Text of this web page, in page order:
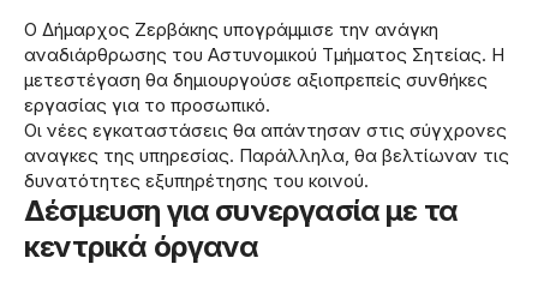
Ο Δήμαρχος Ζερβάκης υπογράμμισε την ανάγκη
αναδιάρθρωσης του Αστυνομικού Τμήματος Σητείας. Η
μετεστέγαση θα δημιουργούσε αξιοπρεπείς συνθήκες
εργασίας για το προσωπικό.
Οι νέες εγκαταστάσεις θα απάντησαν στις σύγχρονες
αναγκες της υπηρεσίας. Παράλληλα, θα βελτίωναν τις
δυνατότητες εξυπηρέτησης του κοινού.
Δέσμευση για συνεργασία με τα
κεντρικά όργανα